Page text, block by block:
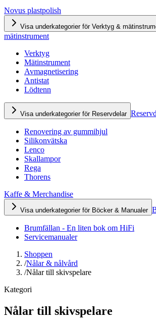
Novus plastpolish
Visa underkategorier för Verktyg &
mätinstrument
Verktyg
Mätinstrument
Avmagnetisering
Antistat
Lödtenn
Visa underkategorier för Reservdelar
Renovering av gummihjul
Silikonvätska
Lenco
Skallampor
Rega
Thorens
Kaffe & Merchandise
Visa underkategorier för Böcker & Manualer
Brumfällan - En liten bok om HiFi
Servicemanualer
Shoppen
/Nålar & nålvård
/Nålar till skivspelare
Kategori
Nålar till skivspelare